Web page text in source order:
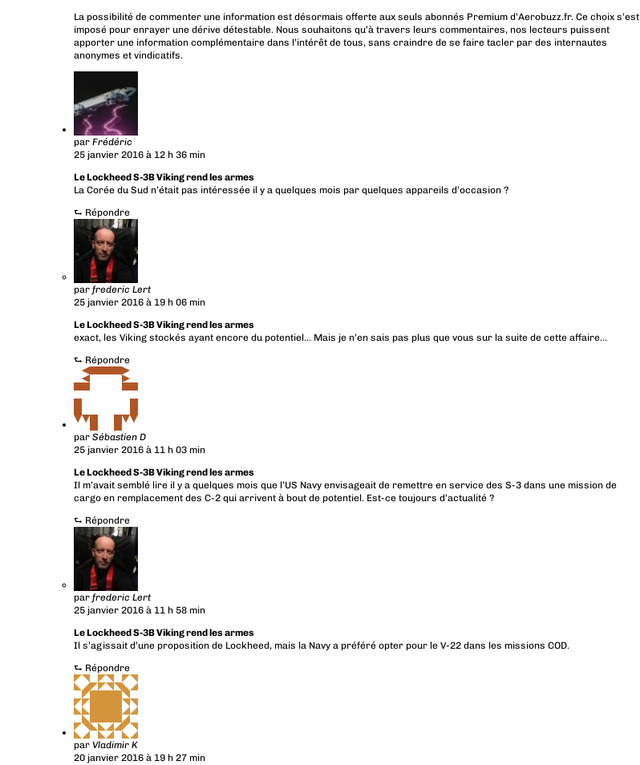
La possibilité de commenter une information est désormais offerte aux seuls abonnés Premium d’Aerobuzz.fr. Ce choix s’est
imposé pour enrayer une dérive détestable. Nous souhaitons qu’à travers leurs commentaires, nos lecteurs puissent
apporter une information complémentaire dans l’intérêt de tous, sans craindre de se faire tacler par des internautes
anonymes et vindicatifs.
par Frédéric
25 janvier 2016 à 12 h 36 min
Le Lockheed S-3B Viking rend les armes
La Corée du Sud n’était pas intéressée il y a quelques mois par quelques appareils d’occasion ?
⮑ Répondre
par frederic Lert
25 janvier 2016 à 19 h 06 min
Le Lockheed S-3B Viking rend les armes
exact, les Viking stockés ayant encore du potentiel… Mais je n’en sais pas plus que vous sur la suite de cette affaire…
⮑ Répondre
par Sébastien D
25 janvier 2016 à 11 h 03 min
Le Lockheed S-3B Viking rend les armes
Il m’avait semblé lire il y a quelques mois que l’US Navy envisageait de remettre en service des S-3 dans une mission de
cargo en remplacement des C-2 qui arrivent à bout de potentiel. Est-ce toujours d’actualité ?
⮑ Répondre
par frederic Lert
25 janvier 2016 à 11 h 58 min
Le Lockheed S-3B Viking rend les armes
Il s’agissait d’une proposition de Lockheed, mais la Navy a préféré opter pour le V-22 dans les missions COD.
⮑ Répondre
par Vladimir K
20 janvier 2016 à 19 h 27 min